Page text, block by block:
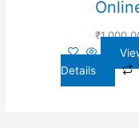
₹
Details